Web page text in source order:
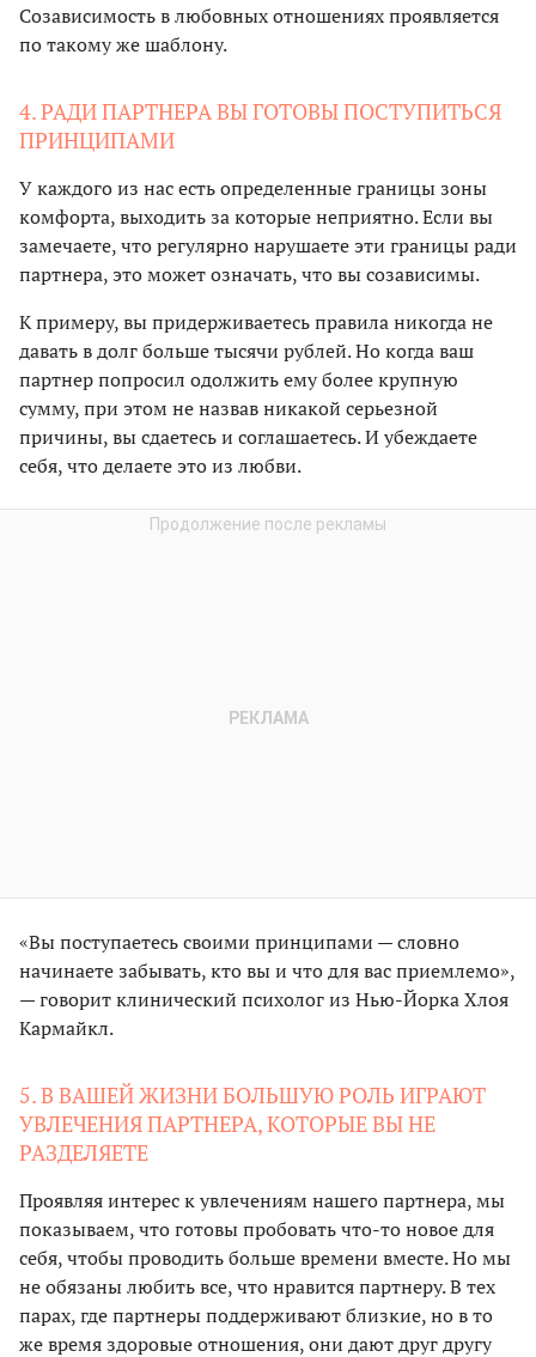
Созависимость в любовных отношениях проявляется
по такому же шаблону.
4. РАДИ ПАРТНЕРА ВЫ ГОТОВЫ ПОСТУПИТЬСЯ
ПРИНЦИПАМИ
У каждого из нас есть определенные границы зоны
комфорта, выходить за которые неприятно. Если вы
замечаете, что регулярно нарушаете эти границы ради
партнера, это может означать, что вы созависимы.
К примеру, вы придерживаетесь правила никогда не
давать в долг больше тысячи рублей. Но когда ваш
партнер попросил одолжить ему более крупную
сумму, при этом не назвав никакой серьезной
причины, вы сдаетесь и соглашаетесь. И убеждаете
себя, что делаете это из любви.
«Вы поступаетесь своими принципами — словно
начинаете забывать, кто вы и что для вас приемлемо»,
— говорит клинический психолог из Нью-Йорка Хлоя
Кармайкл.
5. В ВАШЕЙ ЖИЗНИ БОЛЬШУЮ РОЛЬ ИГРАЮТ
УВЛЕЧЕНИЯ ПАРТНЕРА, КОТОРЫЕ ВЫ НЕ
РАЗДЕЛЯЕТЕ
Проявляя интерес к увлечениям нашего партнера, мы
показываем, что готовы пробовать что-то новое для
себя, чтобы проводить больше времени вместе. Но мы
не обязаны любить все, что нравится партнеру. В тех
парах, где партнеры поддерживают близкие, но в то
же время здоровые отношения, они дают друг другу